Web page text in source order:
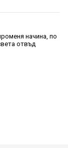
начина, по
отвъд